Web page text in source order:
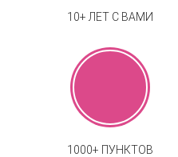
10+ ЛЕТ С ВАМИ
1000+ ПУНКТОВ